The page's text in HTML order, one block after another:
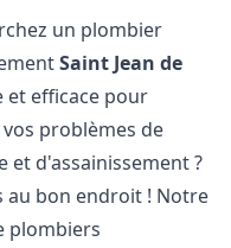
un plombier
Saint Jean de
et efficace pour
problèmes de
et d'assainissement ?
au bon endroit ! Notre
plombiers